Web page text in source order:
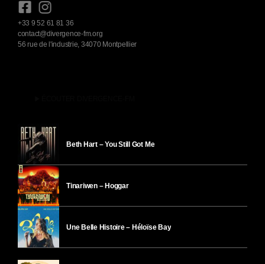
+33 9 52 61 81 36
contact@divergence-fm.org
56 rue de l'industrie, 34070 Montpellier
Beth Hart – You Still Got Me
Tinariwen – Hoggar
Une Belle Histoire – Héloïse Bay